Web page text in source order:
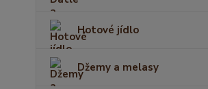
Hotové jídlo
Džemy a melasy